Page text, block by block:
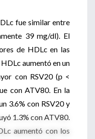
fue similar entre
39 mg/dl). El
de HDLc en las
aumentó en un
con RSV20 (p <
con ATV80. En la
3.6% con RSV20 y
1.3% con ATV80.
aumentó con los